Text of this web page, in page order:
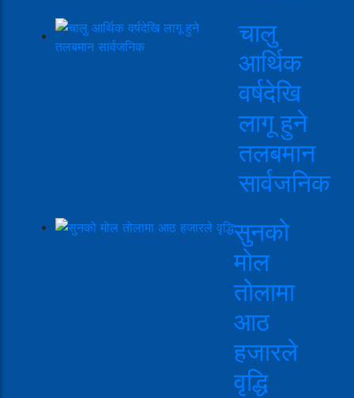
चालु
आर्थिक
वर्षदेखि
लागू हुने
तलबमान
सार्वजनिक
सुनको
मोल
तोलामा
आठ
हजारले
वृद्धि